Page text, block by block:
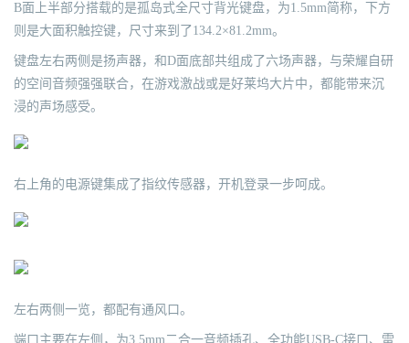
B面上半部分搭载的是孤岛式全尺寸背光键盘，为1.5mm简称，下方
则是大面积触控键，尺寸来到了134.2×81.2mm。
键盘左右两侧是扬声器，和D面底部共组成了六场声器，与荣耀自研
的空间音频强强联合，在游戏激战或是好莱坞大片中，都能带来沉
浸的声场感受。
右上角的电源键集成了指纹传感器，开机登录一步呵成。
左右两侧一览，都配有通风口。
端口主要在左侧，为3.5mm二合一音频插孔、全功能USB-C接口、雷